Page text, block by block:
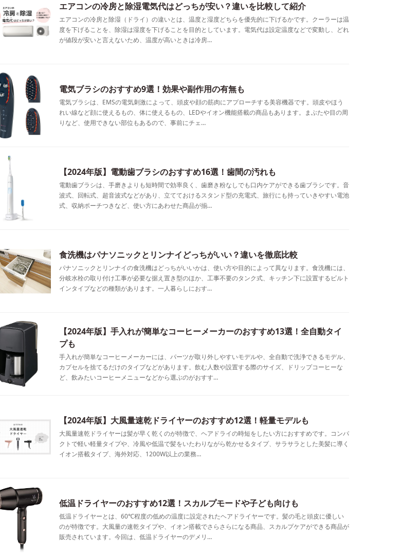
エアコンの冷房と除湿電気代はどっちが安い？違いを比較して紹介
エアコンの冷房と除湿（ドライ）の違いとは、温度と湿度どちらを優先的に下げるかです。クーラーは温
度を下げることを、除湿は湿度を下げることを目的としています。電気代は設定温度などで変動し、どれ
が値段が安いと言えないため、温度が高いときは冷房…
電気ブラシのおすすめ9選！効果や副作用の有無も
電気ブラシは、EMSの電気刺激によって、頭皮や顔の筋肉にアプローチする美容機器です。頭皮やほう
れい線など顔に使えるもの、体に使えるもの、LEDやイオン機能搭載の商品もあります。まぶたや目の周
りなど、使用できない部位もあるので、事前にチェ…
【2024年版】電動歯ブラシのおすすめ16選！歯間の汚れも
電動歯ブラシは、手磨きよりも短時間で効率良く、歯磨き粉なしでも口内ケアができる歯ブラシです。音
波式、回転式、超音波式などがあり、立てておけるスタンド型の充電式、旅行にも持っていきやすい電池
式、収納ポーチつきなど、使い方にあわせた商品が揃…
食洗機はパナソニックとリンナイどっちがいい？違いを徹底比較
パナソニックとリンナイの食洗機はどっちがいいかは、使い方や目的によって異なります。食洗機には、
分岐水栓の取り付け工事が必要な据え置き型のほか、工事不要のタンク式、キッチン下に設置するビルト
インタイプなどの種類があります。一人暮らしにおす…
【2024年版】手入れが簡単なコーヒーメーカーのおすすめ13選！全自動タイ
プも
手入れが簡単なコーヒーメーカーには、パーツが取り外しやすいモデルや、全自動で洗浄できるモデル、
カプセルを捨てるだけのタイプなどがあります。飲む人数や設置する際のサイズ、ドリップコーヒーな
ど、飲みたいコーヒーメニューなどから選ぶのがおすす…
【2024年版】大風量速乾ドライヤーのおすすめ12選！軽量モデルも
大風量速乾ドライヤーは髪が早く乾くのが特徴で、ヘアドライの時短をしたい方におすすめです。コンパ
クトで軽い軽量タイプや、冷風や低温で髪をいたわりながら乾かせるタイプ、サラサラとした美髪に導く
イオン搭載タイプ、海外対応、1200W以上の業務…
低温ドライヤーのおすすめ12選！スカルプモードや子ども向けも
低温ドライヤーとは、60℃程度の低めの温度に設定されたヘアドライヤーです。髪の毛と頭皮に優しい
のが特徴です。大風量の速乾タイプや、イオン搭載でさらさらになる商品、スカルプケアができる商品が
販売されています。今回は、低温ドライヤーのデメリ…